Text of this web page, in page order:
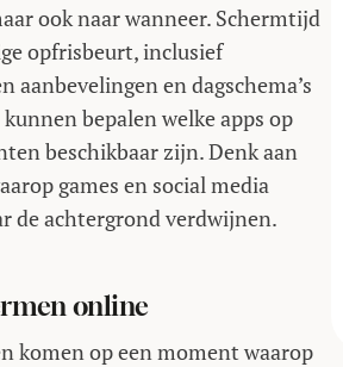
ook naar wanneer. Schermtijd
opfrisbeurt, inclusief
aanbevelingen en dagschema’s
bepalen welke apps op
beschikbaar zijn. Denk aan
games en social media
de achtergrond verdwijnen.
online
komen op een moment waarop